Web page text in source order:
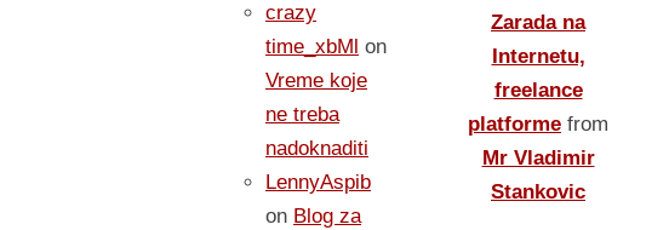
crazy
time_xbMl on
Vreme koje
ne treba
nadoknaditi
LennyAspib
on Blog za
Zarada na
Internetu,
freelance
platforme from
Mr Vladimir
Stankovic